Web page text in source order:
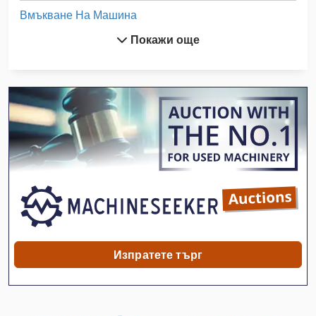
Вмъкване На Машина
Вмъкване На Машини
Лента Rp
Лист За Почистване На Машини
Машина За Миене На Бутилки
Машина За Миене На Гуми
Машина За Миене На Стъкла
Машина За Обрязване На Четка
Покажи още
Изпратете търг